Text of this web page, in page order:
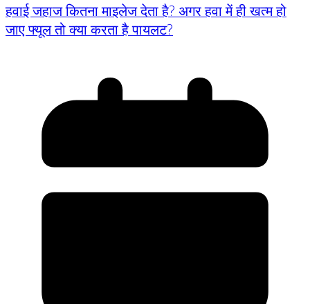
हवाई जहाज कितना माइलेज देता है? अगर हवा में ही खत्म हो
जाए फ्यूल तो क्या करता है पायलट?